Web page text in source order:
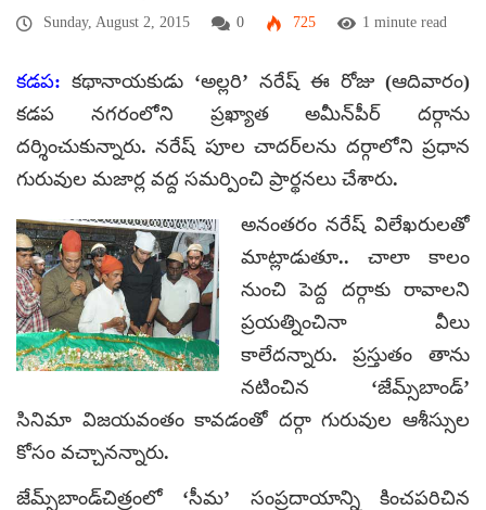
Sunday, August 2, 2015 0 725 1 minute read
కడప: కథానాయకుడు ‘అల్లరి’ నరేష్ ఈ రోజు (ఆదివారం)
కడప నగరంలోని ప్రఖ్యాత అమీన్‌పీర్ దర్గాను
దర్శించుకున్నారు. నరేష్ పూల చాదర్‌లను దర్గాలోని ప్రధాన
గురువుల మజార్ల వద్ద సమర్పించి ప్రార్థనలు చేశారు.
అనంతరం నరేష్ విలేఖరులతో
మాట్లాడుతూ.. చాలా కాలం
నుంచి పెద్ద దర్గాకు రావాలని
ప్రయత్నించినా వీలు
కాలేదన్నారు. ప్రస్తుతం తాను
నటించిన ‘జేమ్స్‌బాండ్’
సినిమా విజయవంతం కావడంతో దర్గా గురువుల ఆశీస్సుల
కోసం వచ్చానన్నారు.
జేమ్స్‌బాండ్‌చిత్రంలో ‘సీమ’ సంప్రదాయాన్ని కించపరిచిన